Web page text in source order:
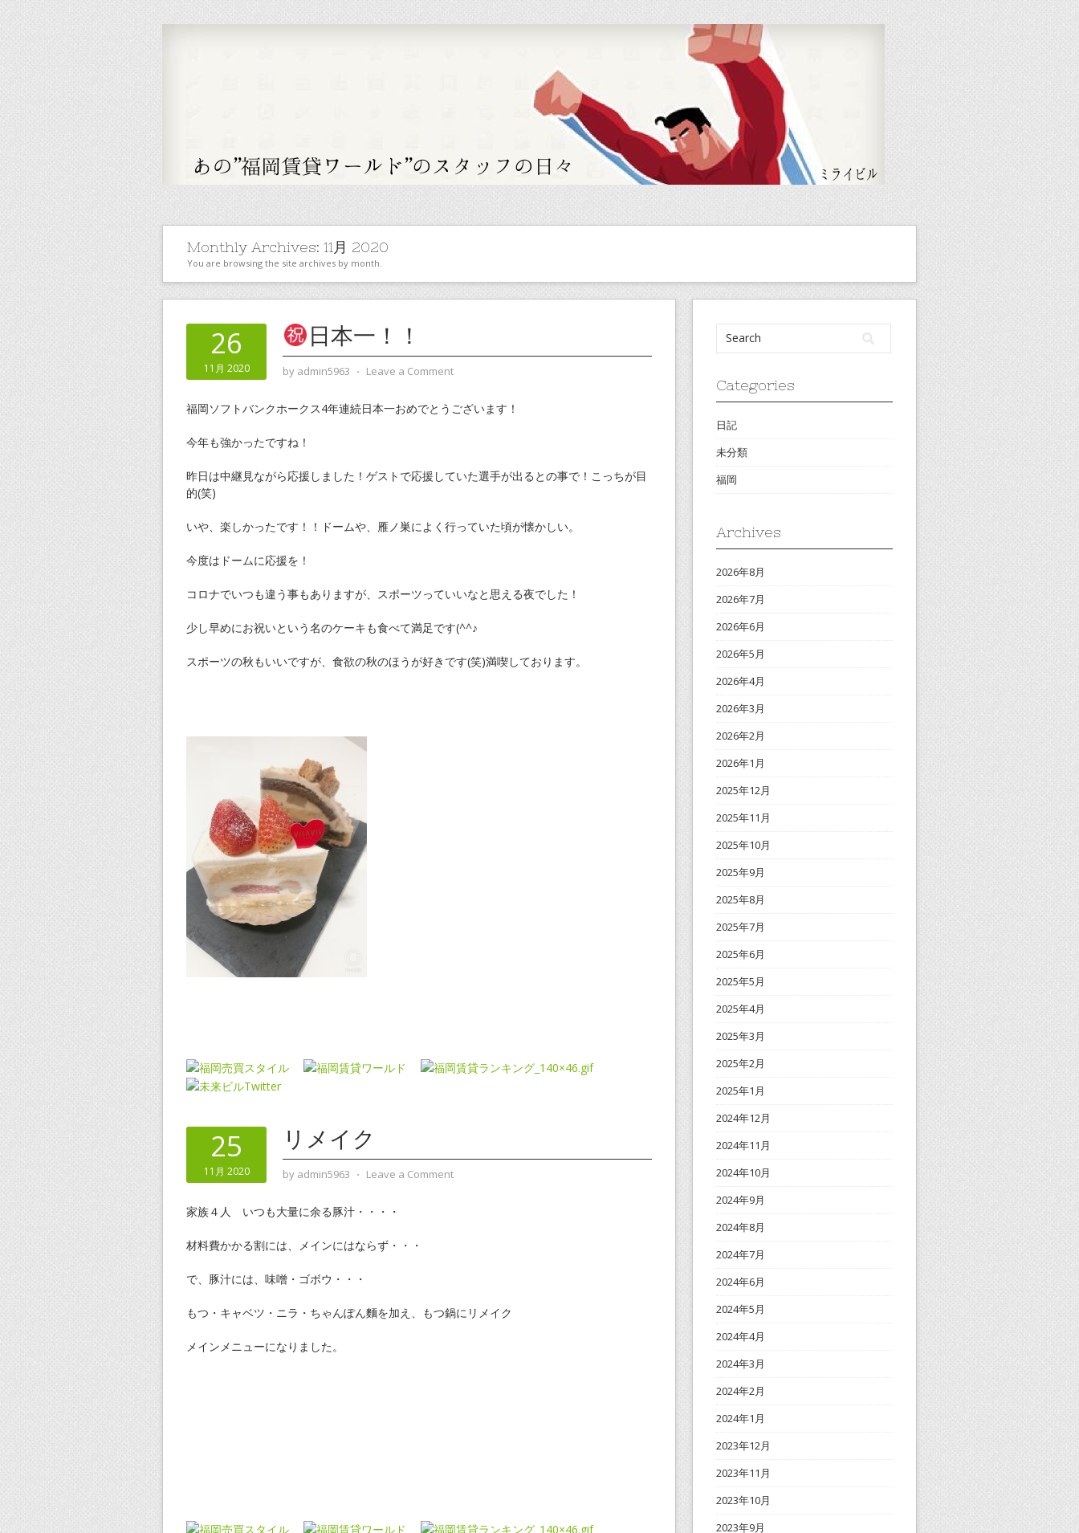
Monthly Archives: 11月 2020
You are browsing the site archives by month.
26
11月 2020
日本一！！
by admin5963 ⋅ Leave a Comment
福岡ソフトバンクホークス4年連続日本一おめでとうございます！
今年も強かったですね！
昨日は中継見ながら応援しました！ゲストで応援していた選手が出るとの事で！こっちが目
的(笑)
いや、楽しかったです！！ドームや、雁ノ巣によく行っていた頃が懐かしい。
今度はドームに応援を！
コロナでいつも違う事もありますが、スポーツっていいなと思える夜でした！
少し早めにお祝いという名のケーキも食べて満足です(^^♪
スポーツの秋もいいですが、食欲の秋のほうが好きです(笑)満喫しております。
25
11月 2020
リメイク
by admin5963 ⋅ Leave a Comment
家族４人 いつも大量に余る豚汁・・・・
材料費かかる割には、メインにはならず・・・
で、豚汁には、味噌・ゴボウ・・・
もつ・キャベツ・ニラ・ちゃんぽん麵を加え、もつ鍋にリメイク
メインメニューになりました。
Categories
日記
未分類
福岡
Archives
2026年8月
2026年7月
2026年6月
2026年5月
2026年4月
2026年3月
2026年2月
2026年1月
2025年12月
2025年11月
2025年10月
2025年9月
2025年8月
2025年7月
2025年6月
2025年5月
2025年4月
2025年3月
2025年2月
2025年1月
2024年12月
2024年11月
2024年10月
2024年9月
2024年8月
2024年7月
2024年6月
2024年5月
2024年4月
2024年3月
2024年2月
2024年1月
2023年12月
2023年11月
2023年10月
2023年9月